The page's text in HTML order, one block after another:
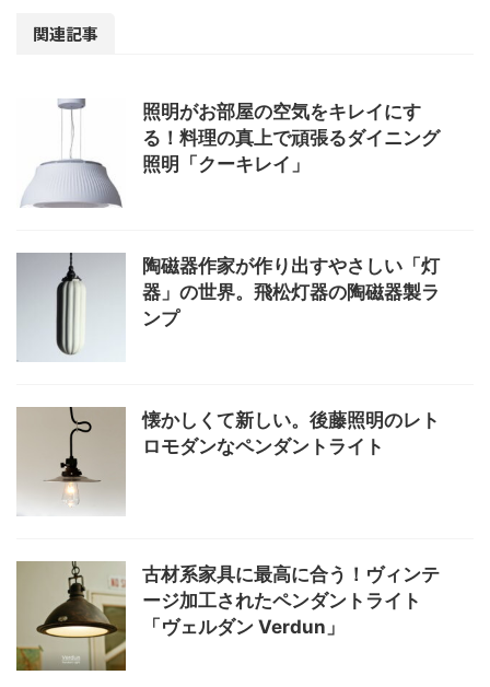
関連記事
照明がお部屋の空気をキレイにす
る！料理の真上で頑張るダイニング
照明「クーキレイ」
陶磁器作家が作り出すやさしい「灯
器」の世界。飛松灯器の陶磁器製ラ
ンプ
懐かしくて新しい。後藤照明のレト
ロモダンなペンダントライト
古材系家具に最高に合う！ヴィンテ
ージ加工されたペンダントライト
「ヴェルダン Verdun」